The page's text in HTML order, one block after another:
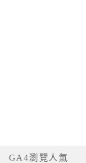
GA4瀏覽人氣